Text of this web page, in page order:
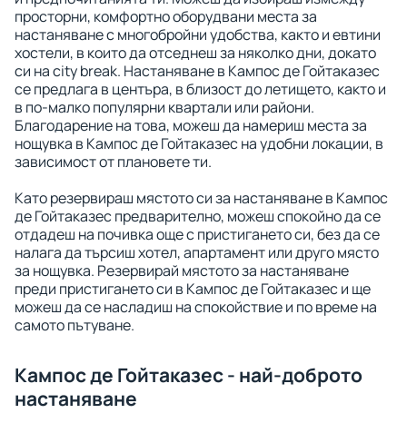
просторни, комфортно оборудвани места за
настаняване с многобройни удобства, както и евтини
хостели, в които да отседнеш за няколко дни, докато
си на city break. Настаняване в Кампос де Гойтаказес
се предлага в центъра, в близост до летището, както и
в по-малко популярни квартали или райони.
Благодарение на това, можеш да намериш места за
нощувка в Кампос де Гойтаказес на удобни локации, в
зависимост от плановете ти.
Като резервираш мястото си за настаняване в Кампос
де Гойтаказес предварително, можеш спокойно да се
отдадеш на почивка още с пристигането си, без да се
налага да търсиш хотел, апартамент или друго място
за нощувка. Резервирай мястото за настаняване
преди пристигането си в Кампос де Гойтаказес и ще
можеш да се насладиш на спокойствие и по време на
самото пътуване.
Кампос де Гойтаказес - най-доброто
настаняване